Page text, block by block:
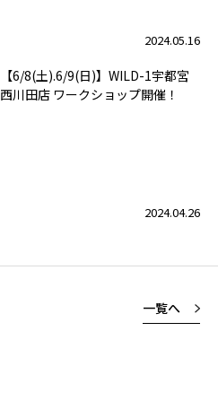
2024.05.16
【6/8(土).6/9(日)】WILD-1宇都宮
西川田店 ワークショップ開催！
2024.04.26
一覧へ